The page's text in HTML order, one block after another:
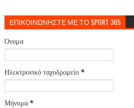
ΕΠΙΚΟΙΝΩΝΗΣΤΕ ΜΕ ΤΟ SPORT 365
Όνομα
Ηλεκτρονικό ταχυδρομείο *
Μήνυμα *